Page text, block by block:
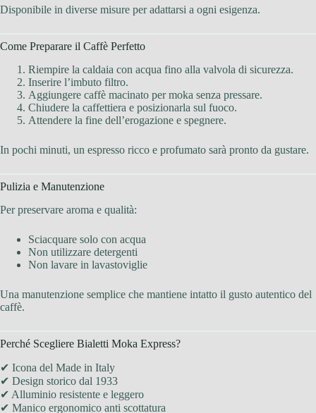
Disponibile in diverse misure per adattarsi a ogni esigenza.
Come Preparare il Caffè Perfetto
Riempire la caldaia con acqua fino alla valvola di sicurezza.
Inserire l’imbuto filtro.
Aggiungere caffè macinato per moka senza pressare.
Chiudere la caffettiera e posizionarla sul fuoco.
Attendere la fine dell’erogazione e spegnere.
In pochi minuti, un espresso ricco e profumato sarà pronto da gustare.
Pulizia e Manutenzione
Per preservare aroma e qualità:
Sciacquare solo con acqua
Non utilizzare detergenti
Non lavare in lavastoviglie
Una manutenzione semplice che mantiene intatto il gusto autentico del
caffè.
Perché Scegliere Bialetti Moka Express?
✔ Icona del Made in Italy
✔ Design storico dal 1933
✔ Alluminio resistente e leggero
✔ Manico ergonomico anti scottatura